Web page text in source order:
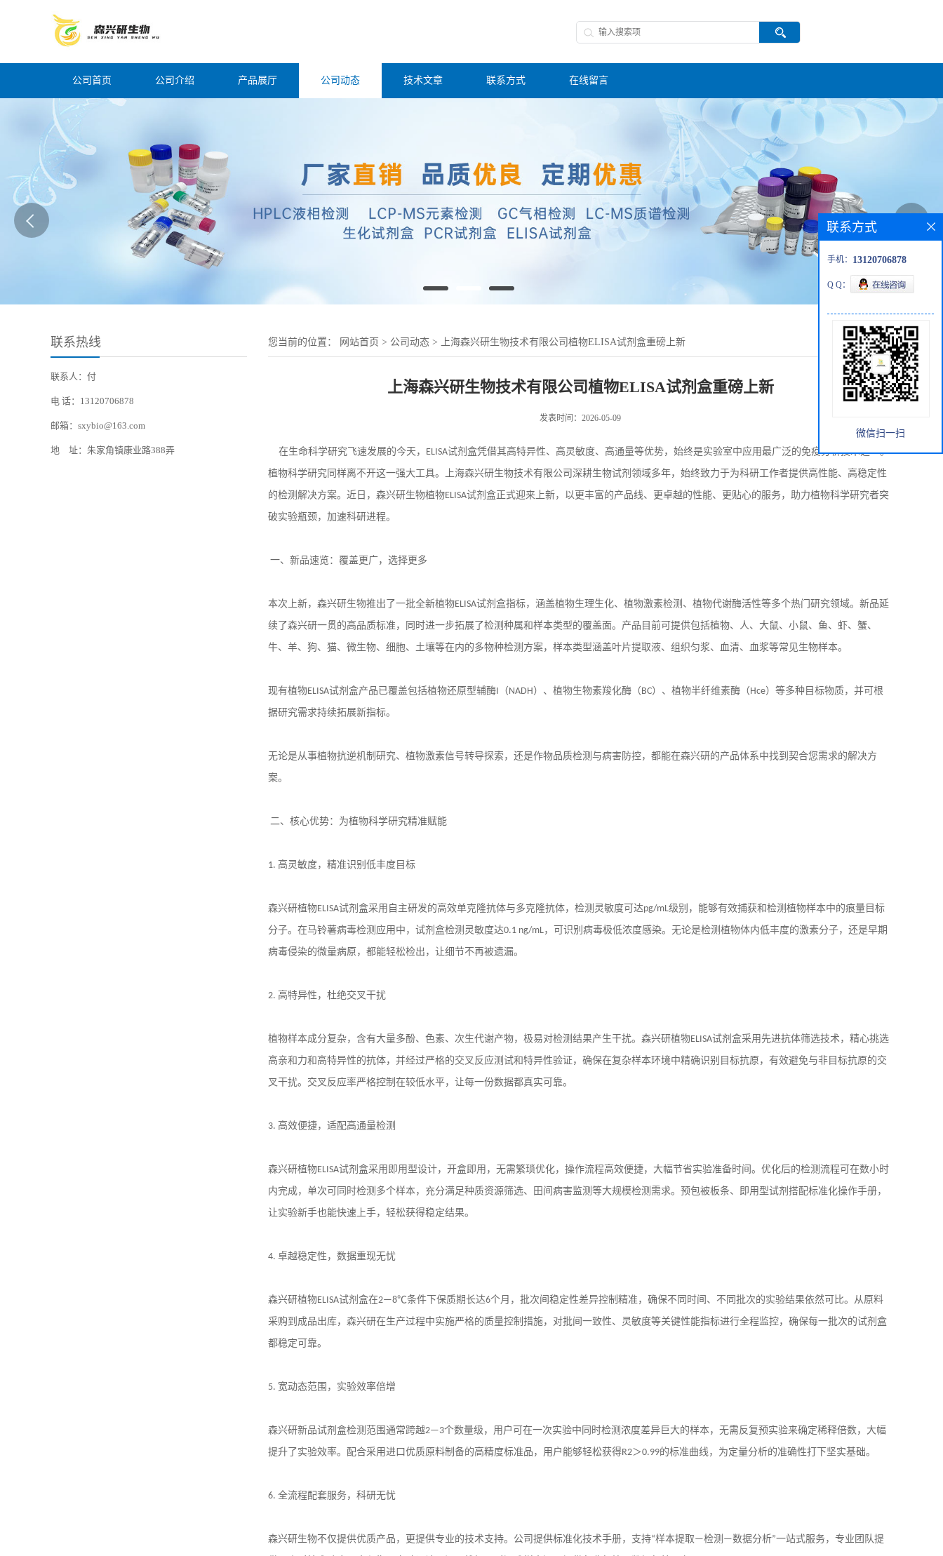
公司首页 公司介绍 产品展厅 公司动态 技术文章 联系方式 在线留言
联系热线
联系人：付
电 话：13120706878
邮箱：sxybio@163.com
地 址：朱家角镇康业路388弄
您当前的位置： 网站首页 > 公司动态 > 上海森兴研生物技术有限公司植物ELISA试剂盒重磅上新
上海森兴研生物技术有限公司植物ELISA试剂盒重磅上新
发表时间：2026-05-09
在生命科学研究飞速发展的今天， ELISA试剂盒凭借其高特异性、高灵敏度、高通量等优势，始终是实验室中应用最广泛的免疫分析技术之一。
植物科学研究同样离不开这一强大工具。上海森兴研生物技术有限公司深耕生物试剂领域多年，始终致力于为科研工作者提供高性能、高稳定性
的检测解决方案。近日，森兴研生物植物ELISA试剂盒正式迎来上新，以更丰富的产品线、更卓越的性能、更贴心的服务，助力植物科学研究者突
破实验瓶颈，加速科研进程。
一、新品速览：覆盖更广，选择更多
本次上新，森兴研生物推出了一批全新植物ELISA试剂盒指标，涵盖植物生理生化、植物激素检测、植物代谢酶活性等多个热门研究领域。新品延
续了森兴研一贯的高品质标准，同时进一步拓展了检测种属和样本类型的覆盖面。产品目前可提供包括植物、人、大鼠、小鼠、鱼、虾、蟹、
牛、羊、狗、猫、微生物、细胞、土壤等在内的多物种检测方案，样本类型涵盖叶片提取液、组织匀浆、血清、血浆等常见生物样本。
现有植物ELISA试剂盒产品已覆盖包括植物还原型辅酶I （NADH）、植物生物素羧化酶（BC）、植物半纤维素酶（Hce）等多种目标物质，并可根
据研究需求持续拓展新指标。
无论是从事植物抗逆机制研究、植物激素信号转导探索，还是作物品质检测与病害防控，都能在森兴研的产品体系中找到契合您需求的解决方
案。
二、核心优势：为植物科学研究精准赋能
1. 高灵敏度，精准识别低丰度目标
森兴研植物ELISA试剂盒采用自主研发的高效单克隆抗体与多克隆抗体，检测灵敏度可达pg/mL级别，能够有效捕获和检测植物样本中的痕量目标
分子。在马铃薯病毒检测应用中，试剂盒检测灵敏度达0.1 ng/mL，可识别病毒极低浓度感染。无论是检测植物体内低丰度的激素分子，还是早期
病毒侵染的微量病原，都能轻松检出，让细节不再被遗漏。
2. 高特异性，杜绝交叉干扰
植物样本成分复杂，含有大量多酚、色素、次生代谢产物，极易对检测结果产生干扰。森兴研植物ELISA试剂盒采用先进抗体筛选技术，精心挑选
高亲和力和高特异性的抗体，并经过严格的交叉反应测试和特异性验证，确保在复杂样本环境中精确识别目标抗原，有效避免与非目标抗原的交
叉干扰。交叉反应率严格控制在较低水平，让每一份数据都真实可靠。
3. 高效便捷，适配高通量检测
森兴研植物ELISA试剂盒采用即用型设计，开盒即用，无需繁琐优化，操作流程高效便捷，大幅节省实验准备时间。优化后的检测流程可在数小时
内完成，单次可同时检测多个样本，充分满足种质资源筛选、田间病害监测等大规模检测需求。预包被板条、即用型试剂搭配标准化操作手册，
让实验新手也能快速上手，轻松获得稳定结果。
4. 卓越稳定性，数据重现无忧
森兴研植物ELISA试剂盒在2—8℃条件下保质期长达6个月，批次间稳定性差异控制精准，确保不同时间、不同批次的实验结果依然可比。从原料
采购到成品出库，森兴研在生产过程中实施严格的质量控制措施，对批间一致性、灵敏度等关键性能指标进行全程监控，确保每一批次的试剂盒
都稳定可靠。
5. 宽动态范围，实验效率倍增
森兴研新品试剂盒检测范围通常跨越2—3个数量级，用户可在一次实验中同时检测浓度差异巨大的样本，无需反复预实验来确定稀释倍数，大幅
提升了实验效率。配合采用进口优质原料制备的高精度标准品，用户能够轻松获得R2＞0.99的标准曲线，为定量分析的准确性打下坚实基础。
6. 全流程配套服务，科研无忧
森兴研生物不仅提供优质产品，更提供专业的技术支持。公司提供标准化技术手册，支持“样本提取—检测 —数据分析”一站式服务，专业团队提
联系方式
手机： 13120706878
Q Q：
微信扫一扫